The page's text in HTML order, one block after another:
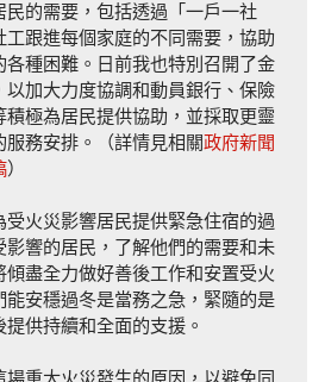
民的需要，包括透過「一戶一社
工跟進每個家庭的不同需要，協助
各種困難。日前我也特別召開了金
加大力度協調和動員銀行、保險
積極為居民提供協助，並採取更靈
務安排。（詳情見相關政府新聞
）
受火災影響居民提供緊急住宿的過
響的居民，了解他們的需要和未
傾盡全力做好善後工作和安置受火
能安穩過冬是當務之急，緊隨的是
供持續和全面的支援。
場重大火災發生的原因，以避免同